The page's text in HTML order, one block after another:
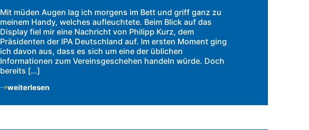
Mit müden Augen lag ich morgens im Bett und griff ganz zu
meinem Handy, welches aufleuchtete. Beim Blick auf das
Display fiel mir eine Nachricht von Philipp Kurz, dem
Präsidenten der IPA Deutschland auf. Im ersten Moment ging
ich davon aus, dass es sich um eine der üblichen
Informationen zum Vereinsgeschehen handeln würde. Doch
bereits […]
weiterlesen